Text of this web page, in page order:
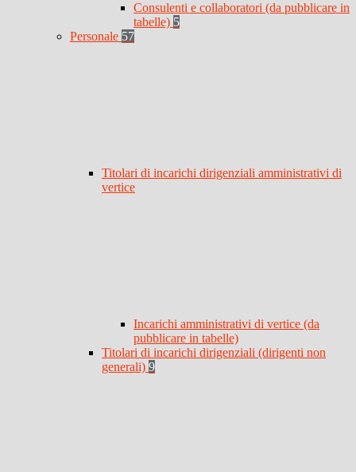
Consulenti e collaboratori (da pubblicare in
tabelle) 5
Personale 57
Titolari di incarichi dirigenziali amministrativi di
vertice
Incarichi amministrativi di vertice (da
pubblicare in tabelle)
Titolari di incarichi dirigenziali (dirigenti non
generali) 9